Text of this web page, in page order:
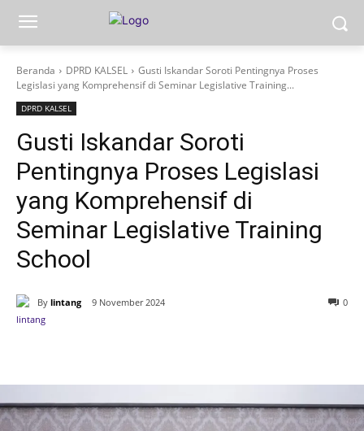
Beranda DPRD KALSEL
Gusti Iskandar Soroti Pentingnya Proses
Legislasi yang Komprehensif di Seminar Legislative Training...
DPRD KALSEL
Gusti Iskandar Soroti
Pentingnya Proses Legislasi
yang Komprehensif di
Seminar Legislative Training
School
By lintang 9 November 2024 0